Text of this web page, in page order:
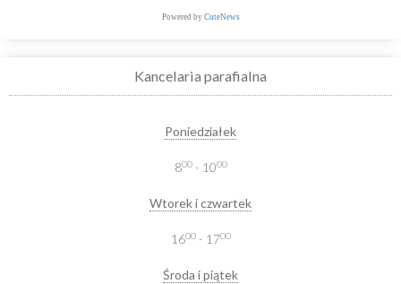
Powered by CuteNews
Kancelaria parafialna
Poniedziałek
800- 1000
Wtorek i czwartek
1600- 1700
Środa i piątek